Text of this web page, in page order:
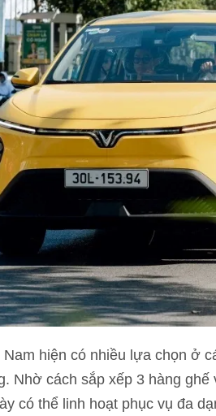
hiện có nhiều lựa chọn ở
Nhờ cách sắp xếp 3 hàng
có thể linh hoạt phục vụ đa